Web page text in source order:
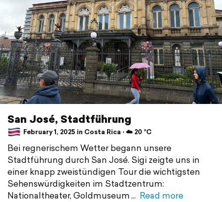
San José, Stadtführung
February 1, 2025 in Costa Rica ⋅ ☁️ 20 °C
Bei regnerischem Wetter begann unsere
Stadtführung durch San José. Sigi zeigte uns in
einer knapp zweistündigen Tour die wichtigsten
Sehenswürdigkeiten im Stadtzentrum:
Nationaltheater, Goldmuseum
Read more